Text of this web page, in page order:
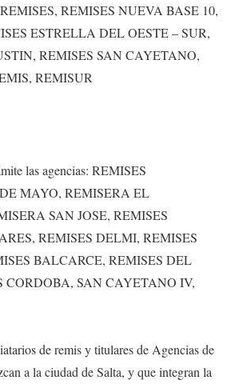
REMISES NUEVA BASE 10,
ESTRELLA DEL OESTE – SUR,
REMISES SAN CAYETANO,
REMISUR
las agencias: REMISES
MAYO, REMISERA EL
SAN JOSE, REMISES
REMISES DELMI, REMISES
BALCARCE, REMISES DEL
CORDOBA, SAN CAYETANO IV,
de remis y titulares de Agencias de
a la ciudad de Salta, y que integran la